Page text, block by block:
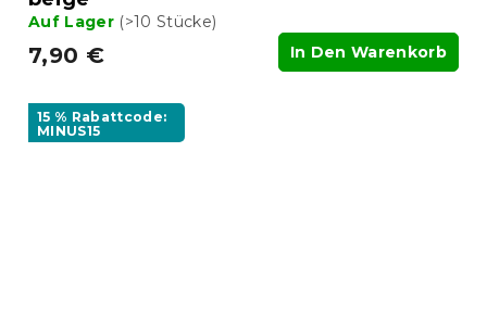
Auf Lager (>10 Stücke)
7,90 € In Den Warenkorb
15 % Rabattcode:
MINUS15